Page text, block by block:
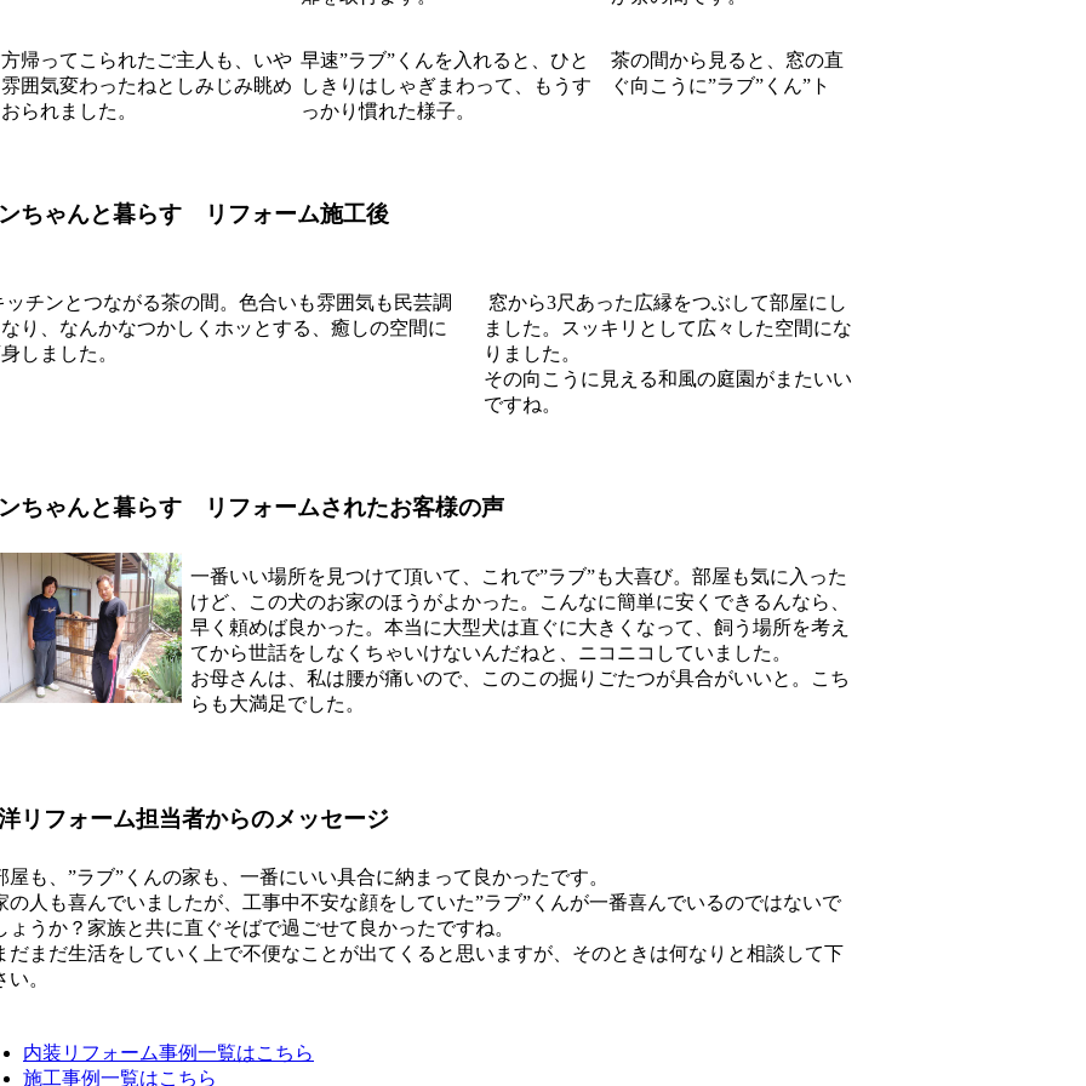
帰ってこられたご主人も、いや
囲気変わったねとしみじみ眺め
られました。
早速”ラブ”くんを入れると、ひと
しきりはしゃぎまわって、もうす
っかり慣れた様子。
茶の間から見ると、窓の直
ぐ向こうに”ラブ”くん”ト
ちゃんと暮らす リフォーム施工後
チンとつながる茶の間。色合いも雰囲気も民芸調
り、なんかなつかしくホッとする、癒しの空間に
しました。
窓から3尺あった広縁をつぶして部屋にし
ました。スッキリとして広々した空間にな
りました。
その向こうに見える和風の庭園がまたいい
ですね。
ちゃんと暮らす リフォームされたお客様の声
一番いい場所を見つけて頂いて、これで”ラブ”も大喜び。部屋も気に入った
けど、この犬のお家のほうがよかった。こんなに簡単に安くできるんなら、
早く頼めば良かった。本当に大型犬は直ぐに大きくなって、飼う場所を考え
てから世話をしなくちゃいけないんだねと、ニコニコしていました。
お母さんは、私は腰が痛いので、このこの掘りごたつが具合がいいと。こち
らも大満足でした。
リフォーム担当者からのメッセージ
屋も、”ラブ”くんの家も、一番にいい具合に納まって良かったです。
の人も喜んでいましたが、工事中不安な顔をしていた”ラブ”くんが一番喜んでいるのではないで
ょうか？家族と共に直ぐそばで過ごせて良かったですね。
だまだ生活をしていく上で不便なことが出てくると思いますが、そのときは何なりと相談して下
い。
内装リフォーム事例一覧はこちら
施工事例一覧はこちら